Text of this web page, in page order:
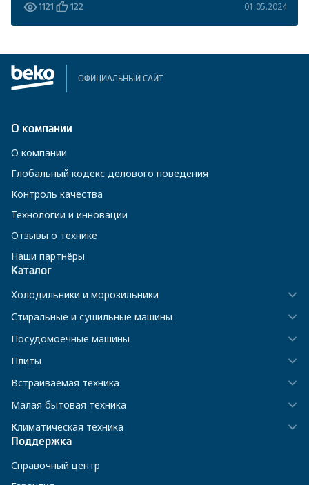
1121 122 01.05.2024
ОФИЦИАЛЬНЫЙ САЙТ
О компании
О компании
Глобальный кодекс делового поведения
Контроль качества
Технологии и инновации
Отзывы о технике
Наши партнёры
Каталог
Холодильники и морозильники
Стиральные и сушильные машины
Посудомоечные машины
Плиты
Встраиваемая техника
Малая бытовая техника
Климатическая техника
Поддержка
Справочный центр